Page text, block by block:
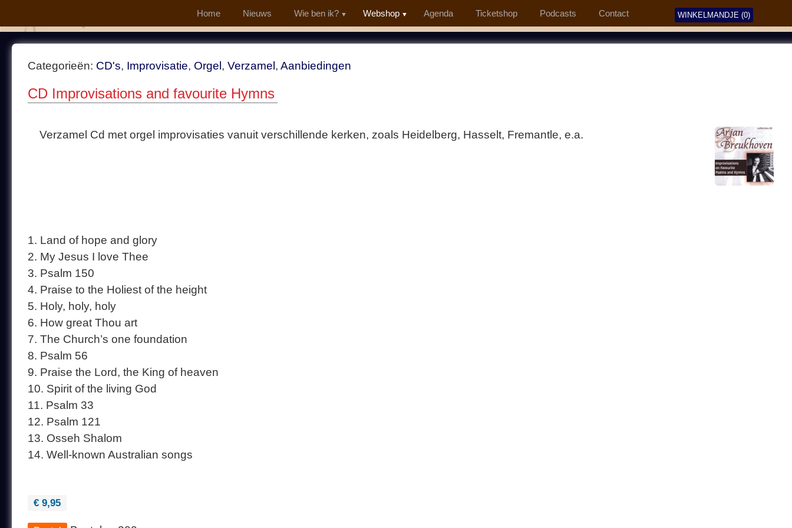
Home Nieuws Wie ben ik? Webshop Agenda Ticketshop Podcasts Contact WINKELMANDJE (0)
Categorieën: CD's, Improvisatie, Orgel , Verzamel , Aanbiedingen
CD Improvisations and favourite Hymns
Verzamel Cd met orgel improvisaties vanuit verschillende kerken, zoals Heidelberg, Hasselt, Fremantle, e.a.
1. Land of hope and glory
2. My Jesus I love Thee
3. Psalm 150
4. Praise to the Holiest of the height
5. Holy, holy, holy
6. How great Thou art
7. The Church’s one foundation
8. Psalm 56
9. Praise the Lord, the King of heaven
10. Spirit of the living God
11. Psalm 33
12. Psalm 121
13. Osseh Shalom
14. Well-known Australian songs
€ 9,95